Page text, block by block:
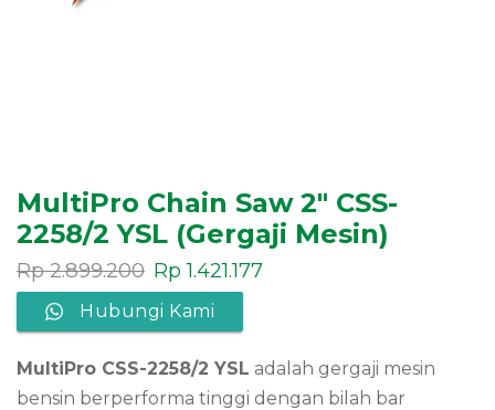
MultiPro Chain Saw 2″ CSS-
2258/2 YSL (Gergaji Mesin)
Rp2.899.200 Rp 1.421.177
Hubungi Kami
MultiPro CSS-2258/2 YSL adalah gergaji mesin
bensin berperforma tinggi dengan bilah bar